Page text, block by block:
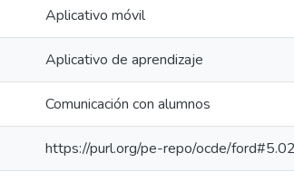
Aplicativo móvil
Aplicativo de aprendizaje
Comunicación con alumnos
https://purl.org/pe-repo/ocde/